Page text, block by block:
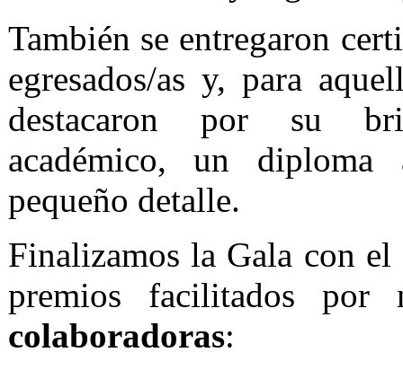
También se entregaron
egresados/as y, para
destacaron por su
académico, un
pequeño detalle.
Finalizamos la Gala con el
premios facilitados por
colaboradoras: